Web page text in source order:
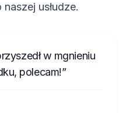
usłudze.
w mgnieniu
polecam!